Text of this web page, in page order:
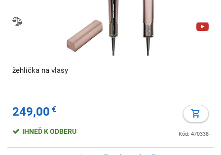
žehlička na vlasy
249,00 €
Kód: 470338
IHNEĎ K ODBERU